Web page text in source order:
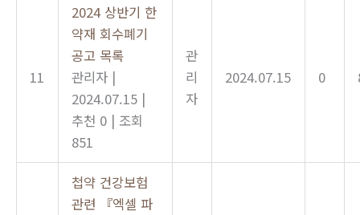
11
2024 상반기 한
약재 회수폐기
공고 목록
관리자 |
2024.07.15 |
추천 0 | 조회
851
관
리
자
2024.07.15 0
첩약 건강보험
관련 『엑셀 파